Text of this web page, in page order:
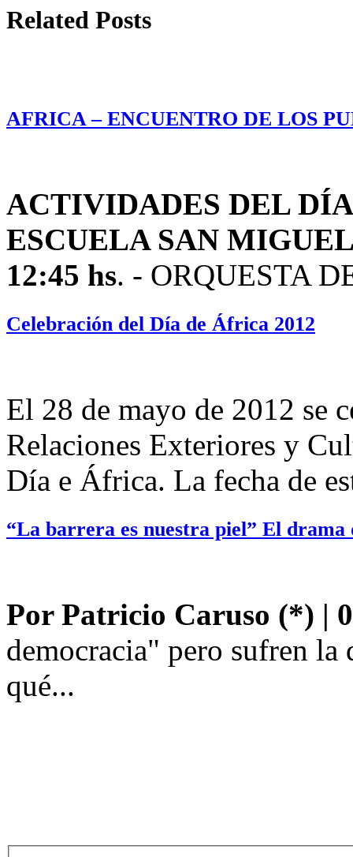
Related Posts
AFRICA – ENCUENTRO DE LOS
ACTIVIDADES DEL
ESCUELA SAN
12:45 hs. - ORQUESTA
Celebración del Día de África 2012
El 28 de mayo de 2012 se
Relaciones Exteriores y
Día e África. La fecha de
“La barrera es nuestra piel” El drama
Por Patricio Caruso (*) |
democracia" pero sufren
qué...